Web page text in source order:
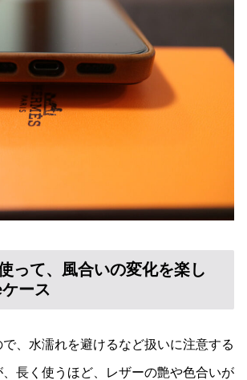
って、風合いの変化を楽し
ース
、水濡れを避けるなど扱いに注意する
長く使うほど、レザーの艶や色合いが